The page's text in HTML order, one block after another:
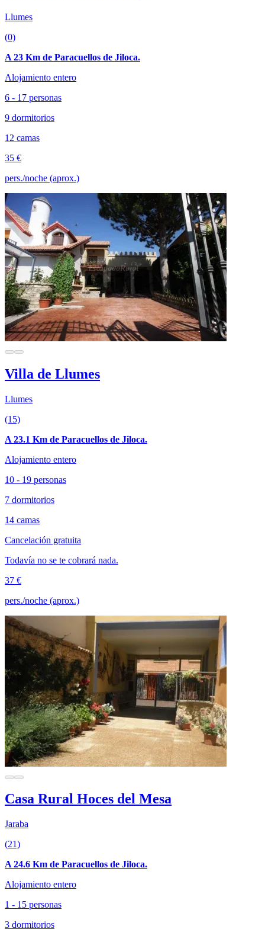
Llumes
(0)
A 23 Km de Paracuellos de Jiloca.
Alojamiento entero
6 - 17 personas
9 dormitorios
12 camas
35 €
pers./noche (aprox.)
Villa de Llumes
Llumes
(15)
A 23.1 Km de Paracuellos de Jiloca.
Alojamiento entero
10 - 19 personas
7 dormitorios
14 camas
Cancelación gratuita
Todavía no se te cobrará nada.
37 €
pers./noche (aprox.)
Casa Rural Hoces del Mesa
Jaraba
(21)
A 24.6 Km de Paracuellos de Jiloca.
Alojamiento entero
1 - 15 personas
3 dormitorios